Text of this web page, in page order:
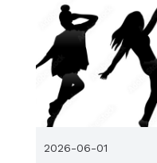
2026-06-01